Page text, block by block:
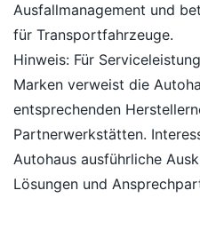
Ausfallmanagement und
für Transportfahrzeuge.
Hinweis: Für
Marken verweist die
entsprechenden
Partnerwerkstätten.
Autohaus ausführliche
Lösungen und